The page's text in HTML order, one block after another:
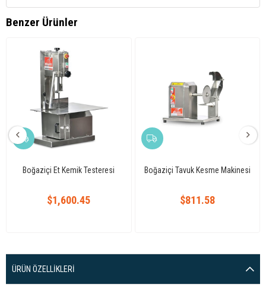
Benzer Ürünler
Boğaziçi Et Kemik Testeresi
$1,600.45
Boğaziçi Tavuk Kesme Makinesi
$811.58
ÜRÜN ÖZELLIKLERI